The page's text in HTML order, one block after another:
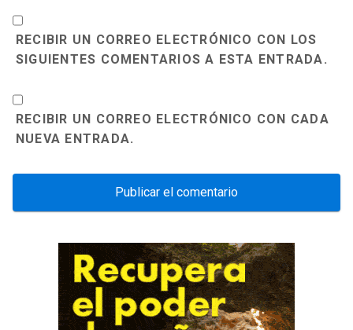
RECIBIR UN CORREO ELECTRÓNICO CON LOS
SIGUIENTES COMENTARIOS A ESTA ENTRADA.
RECIBIR UN CORREO ELECTRÓNICO CON CADA
NUEVA ENTRADA.